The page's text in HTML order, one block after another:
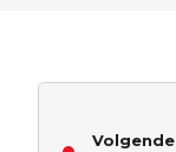
Volgende